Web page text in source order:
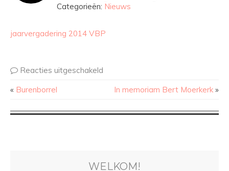
Categorieën: Nieuws
jaarvergadering 2014 VBP
Reacties uitgeschakeld
« Burenborrel In memoriam Bert Moerkerk »
WELKOM!